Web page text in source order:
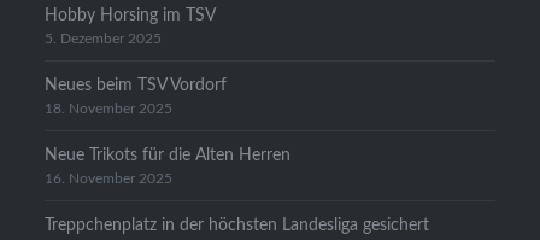
Hobby Horsing im TSV
5. Dezember 2025
Neues beim TSV Vordorf
18. November 2025
Neue Trikots für die Alten Herren
16. November 2025
Treppchenplatz in der höchsten Landesliga gesichert